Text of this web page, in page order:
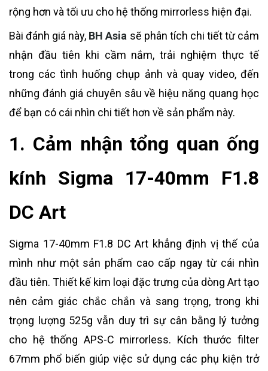
rộng hơn và tối ưu cho hệ thống mirrorless hiện đại.
Bài đánh giá này, BH Asia sẽ phân tích chi tiết từ cảm
nhận đầu tiên khi cầm nắm, trải nghiệm thực tế
trong các tình huống chụp ảnh và quay video, đến
những đánh giá chuyên sâu về hiệu năng quang học
để bạn có cái nhìn chi tiết hơn về sản phẩm này.
1. Cảm nhận tổng quan ống
kính Sigma 17-40mm F1.8
DC Art
Sigma 17-40mm F1.8 DC Art khẳng định vị thế của
mình như một sản phẩm cao cấp ngay từ cái nhìn
đầu tiên. Thiết kế kim loại đặc trưng của dòng Art tạo
nên cảm giác chắc chắn và sang trọng, trong khi
trọng lượng 525g vẫn duy trì sự cân bằng lý tưởng
cho hệ thống APS-C mirrorless. Kích thước filter
67mm phổ biến giúp việc sử dụng các phụ kiện trở